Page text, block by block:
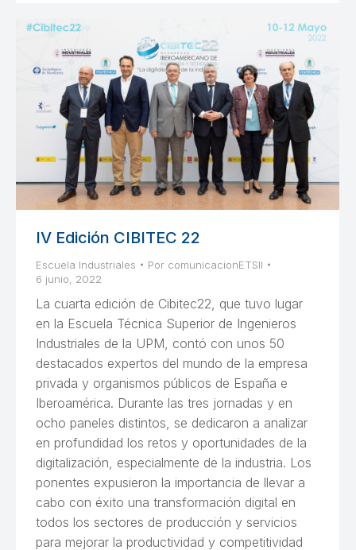
IV Edición CIBITEC 22
Escuela Industriales Por comunicacionETSII
6 junio, 2022
La cuarta edición de Cibitec22, que tuvo lugar
en la Escuela Técnica Superior de Ingenieros
Industriales de la UPM, contó con unos 50
destacados expertos del mundo de la empresa
privada y organismos públicos de España e
Iberoamérica. Durante las tres jornadas y en
ocho paneles distintos, se dedicaron a analizar
en profundidad los retos y oportunidades de la
digitalización, especialmente de la industria. Los
ponentes expusieron la importancia de llevar a
cabo con éxito una transformación digital en
todos los sectores de producción y servicios
para mejorar la productividad y competitividad